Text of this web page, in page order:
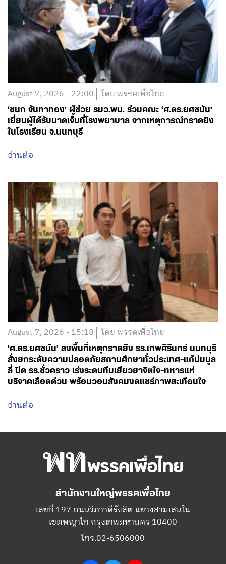
August 7, 2026 - 22:00 โดย พรรคเพื่อไทย
‘ชนก จันทาทอง’ ผู้ช่วย รมว.พม. ร่วมคณะ ‘ศ.ดร.ยศชนัน’
เยี่ยมผู้ได้รับบาดเจ็บที่โรงพยาบาล จากเหตุการณ์กราดยิง
ในโรงเรียน จ.นนทบุรี
อ่านต่อ
August 7, 2026 - 15:18 โดย พรรคเพื่อไทย
‘ศ.ดร.ยศชนัน’ ลงพื้นที่เหตุกราดยิง รร.เทพศิรินทร์ นนทบุรี
สั่งยกระดับความปลอดภัยสถานศึกษาทั่วประเทศ-แก้ปมบูล
ลี่ ปิด รร.ชั่วคราว เร่งระดมทีมเยียวยาจิตใจ-ทหารแห่
บริจาคเลือดด่วน พร้อมวอนสังคมงดแชร์ภาพสะเทือนใจ
อ่านต่อ
เลขที่ 197 ถนนวิภาวดีรังสิต แขวงสามเสนใน
เขตพญาไท กรุงเทพมหานคร 10400
โทร.02-6506000
FacebookTwitterYouTube